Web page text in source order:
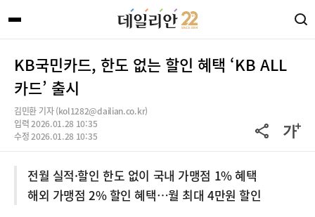
KB국민카드, 한도 없는 할인 혜택 ‘KB ALL
카드’ 출시
김민환 기자 (kol1282@dailian.co.kr)
입력 2026.01.28 10:35
수정 2026.01.28 10:35
전월 실적·할인 한도 없이 국내 가맹점 1% 혜택
해외 가맹점 2% 할인 혜택…월 최대 4만원 할인